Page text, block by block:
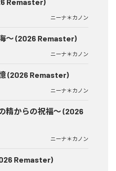
ニーナ＊カノン
〜 (2026 Remaster)
ニーナ＊カノン
(2026 Remaster)
ニーナ＊カノン
精からの祝福〜 (2026
ニーナ＊カノン
Remaster)